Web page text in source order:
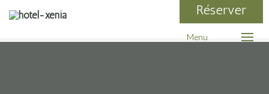
Réserver
Menu